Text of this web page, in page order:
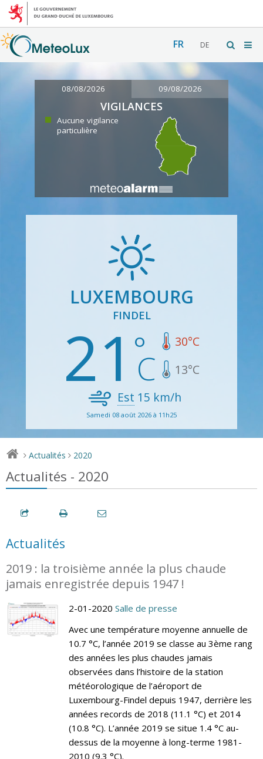
FR DE
08/08/2026 09/08/2026
VIGILANCES
Aucune vigilance
particulière
LUXEMBOURG
FINDEL
21 30°C
13°C
Est 15 km/h
Samedi 08 août 2026 à 11h25
> Actualités > 2020
Actualités - 2020
Actualités
2019 : la troisième année la plus chaude
jamais enregistrée depuis 1947 !
2-01-2020 Salle de presse
Avec une température moyenne annuelle de
10.7 °C, l’année 2019 se classe au 3ème rang
des années les plus chaudes jamais
observées dans l’histoire de la station
météorologique de l’aéroport de
Luxembourg-Findel depuis 1947, derrière les
années records de 2018 (11.1 °C) et 2014
(10.8 °C). L’année 2019 se situe 1.4 °C au-
dessus de la moyenne à long-terme 1981-
2010 (9.3 °C).